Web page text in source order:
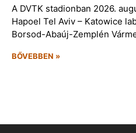
A DVTK stadionban 2026.
Hapoel Tel Aviv – Katowice
Borsod-Abaúj-Zemplén
BŐVEBBEN »